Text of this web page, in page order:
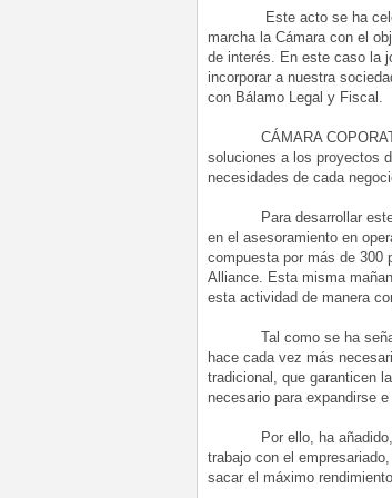
Este acto se ha
marcha la Cámara con el
de interés. En este caso la
incorporar a nuestra
con Bálamo Legal y Fiscal.
CÁMARA COPORATE
soluciones a los proyectos
necesidades de cada
Para desarrollar este
en el asesoramiento en
compuesta por más de 300
Alliance. Esta misma
esta actividad de manera
Tal como se ha
hace cada vez más
tradicional, que garanticen
necesario para expandirse
Por ello, ha añadido, "en
trabajo con el
sacar el máximo